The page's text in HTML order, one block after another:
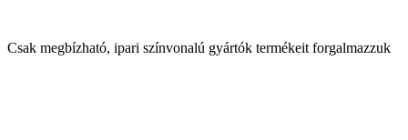
Csak megbízható, ipari színvonalú gyártók termékeit forgalmazzuk